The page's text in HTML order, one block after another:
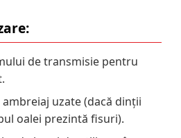
de transmisie pentru
uzate (dacă dinții
oalei prezintă fisuri).